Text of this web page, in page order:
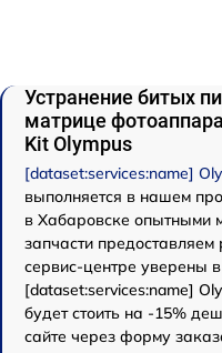
Устранение битых
матрице
Kit Olympus
[dataset:services:name]
выполняется в нашем
в Хабаровске опытными
запчасти
сервис-центре уверены
[dataset:services:name]
будет стоить на -15%
сайте через форму